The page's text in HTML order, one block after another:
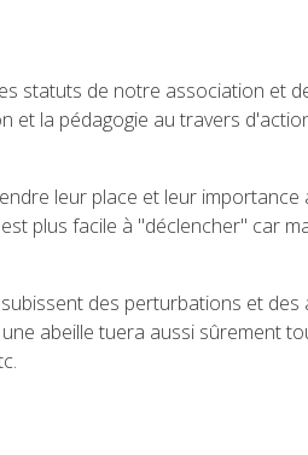
statuts de notre association et
et la pédagogie au travers
leur place et leur
plus facile à "déclencher" car
des perturbations et
abeille tuera aussi sûrement